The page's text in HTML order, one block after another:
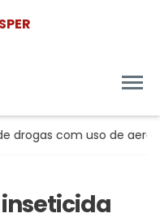
com uso de aeronaves